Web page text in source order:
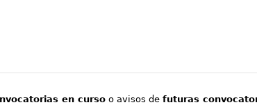
en curso o avisos defuturas